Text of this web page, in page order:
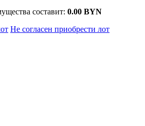
составит: 0.00 BYN
Не согласен приобрести лот